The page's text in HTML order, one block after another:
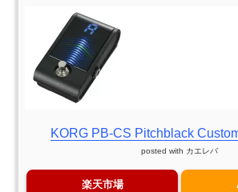
KORG PB-CS Pitchblack
posted with カエレバ
楽天市場